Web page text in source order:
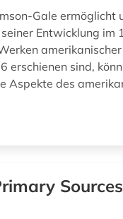
Gale ermöglicht
Entwicklung im
erschienen sind,
Aspekte des